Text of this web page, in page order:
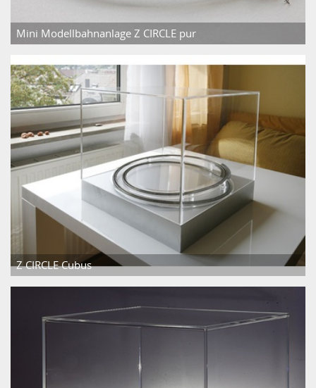
Mini Modellbahnanlage Z CIRCLE pur
Z CIRCLE Cubus